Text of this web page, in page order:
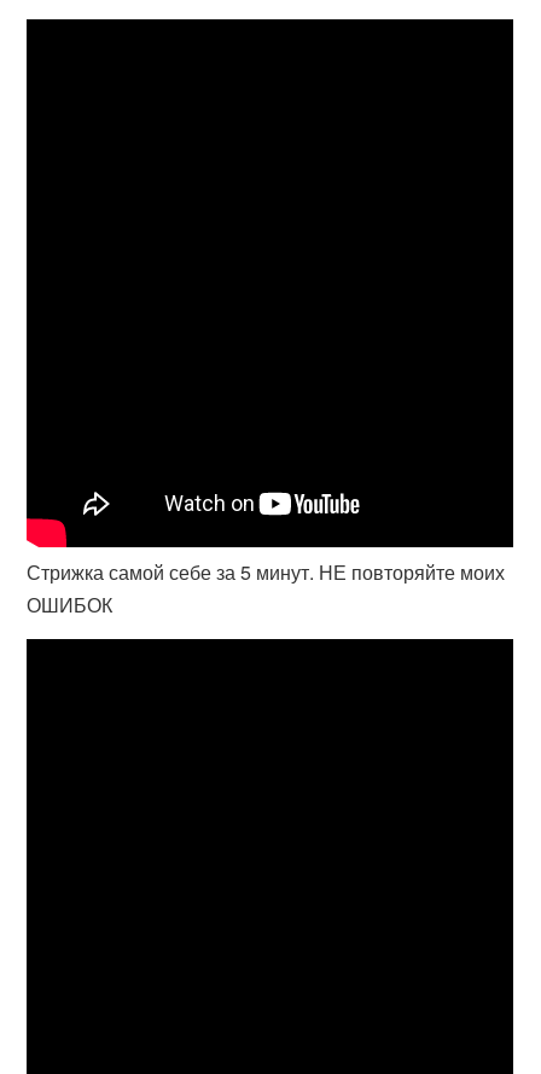
Стрижка самой себе за 5 минут. НЕ повторяйте моих
ОШИБОК